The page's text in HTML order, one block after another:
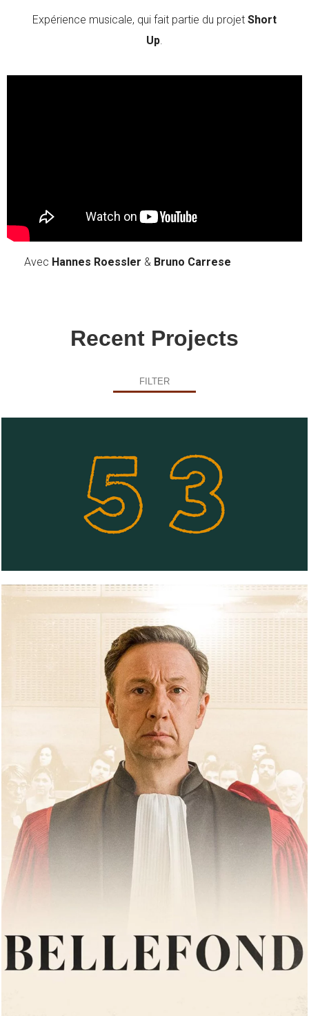
Expérience musicale, qui fait partie du projet Short
Up
Avec Hannes Roessler & Bruno Carrese
Recent Projects
FILTER